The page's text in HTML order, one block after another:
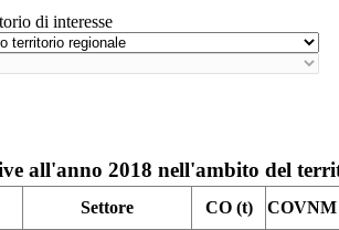
di interesse
all'anno 2018 nell'ambito del
Settore CO (t)
COVNM